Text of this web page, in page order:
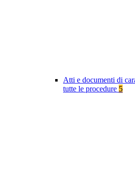
Atti e documenti di
tutte le procedure 5